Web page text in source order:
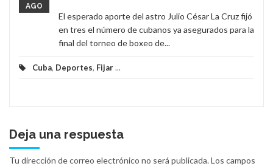
AGO
El esperado aporte del astro Julio César La Cruz fijó
en tres el número de cubanos ya asegurados para la
final del torneo de boxeo de...
Cuba, Deportes, Fijar...
Deja una respuesta
Tu dirección de correo electrónico no será publicada.Los campos